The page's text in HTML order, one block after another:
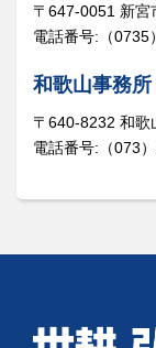
〒647-0051 新宮
電話番号:（0735
和歌山事務所
〒640-8232 和歌
電話番号:（073